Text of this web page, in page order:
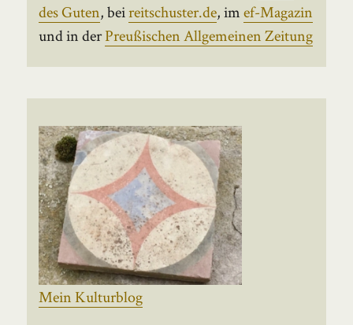
des Guten, beireitschuster.de, imef-Magazin
und in derPreußischen Allgemeinen Zeitung
Mein Kulturblog